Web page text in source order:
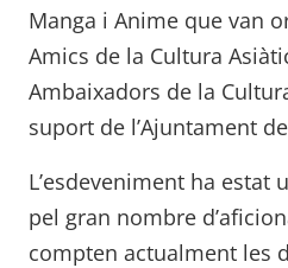
Manga i Anime que van
Amics de la Cultura
Ambaixadors de la
suport de l’Ajuntament
L’esdeveniment ha estat
pel gran nombre
compten actualment les